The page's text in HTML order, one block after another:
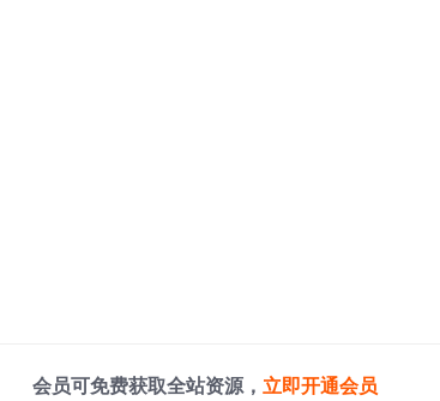
会员可免费获取全站资源， 立即开通会员